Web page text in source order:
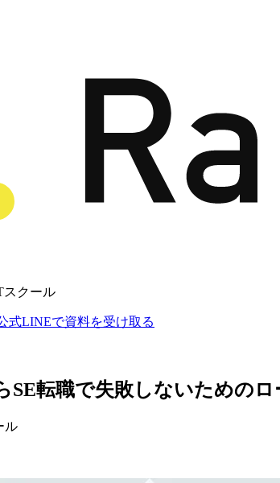
スクール
式LINEで資料を受け取る
SE転職で失敗しないための
ル